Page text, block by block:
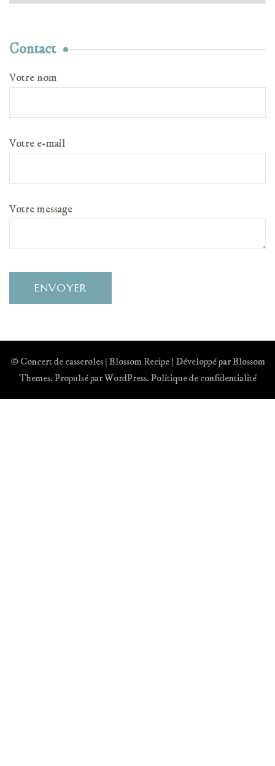
Contact
Votre nom
Votre e-mail
Votre message
© Concert de casseroles | Blossom Recipe | Développé parBlossom
Themes. Propulsé parWordPress. Politique de confidentialité